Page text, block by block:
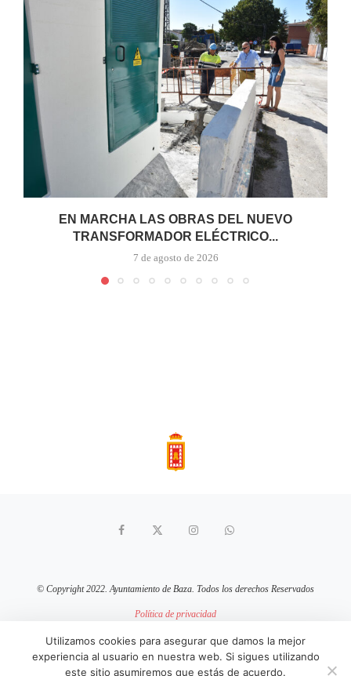
EN MARCHA LAS OBRAS DEL NUEVO
TRANSFORMADOR ELÉCTRICO...
7 de agosto de 2026
© Copyright 2022. Ayuntamiento de Baza. Todos los derechos Reservados
Política de privacidad
Política de cookies
sitio web mantenido por pixelcero.com
Utilizamos cookies para asegurar que damos la mejor
experiencia al usuario en nuestra web. Si sigues utilizando
este sitio asumiremos que estás de acuerdo.